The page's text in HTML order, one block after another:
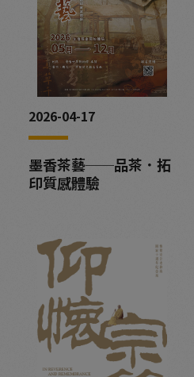
2026-04-17
墨香茶藝──品茶．拓
印質感體驗